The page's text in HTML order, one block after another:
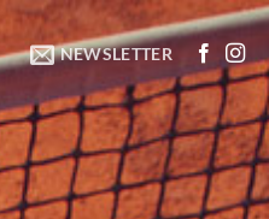
NEWSLETTER